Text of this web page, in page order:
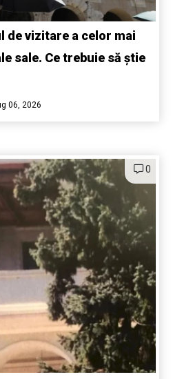
de vizitare a celor mai
sale. Ce trebuie să știe
06, 2026
0